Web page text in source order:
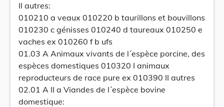
II autres:
010210 a veaux 010220 b taurillons et bouvillons
010230 c génisses 010240 d taureaux 010250 e
vaches ex 010260 f b ufs
01.03 A Animaux vivants de l´espèce porcine, des
espèces domestiques 010320 I animaux
reproducteurs de race pure ex 010390 II autres
02.01 A II a Viandes de l´espèce bovine
domestique: